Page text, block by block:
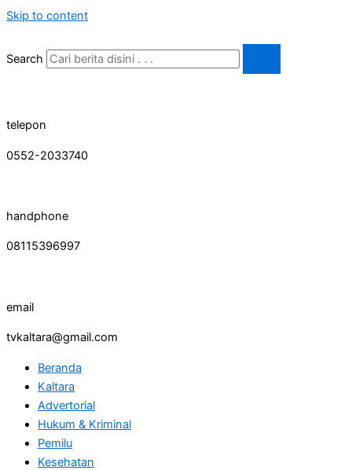
Skip to content
Search
telepon
0552-2033740
handphone
08115396997
email
tvkaltara@gmail.com
Beranda
Kaltara
Advertorial
Hukum & Kriminal
Pemilu
Kesehatan